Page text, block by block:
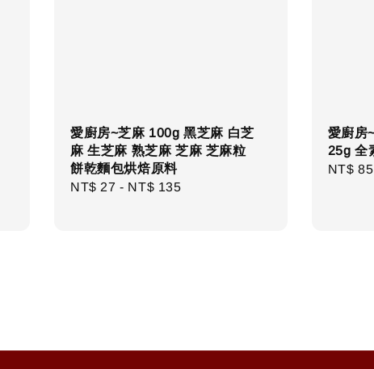
愛廚房~芝麻 100g 黑芝麻 白芝
麻 生芝麻 熟芝麻 芝麻 芝麻粒
餅乾麵包烘焙原料
Regular
NT$ 27 - NT$ 135
愛廚房
25g 全
Regular
NT$ 85